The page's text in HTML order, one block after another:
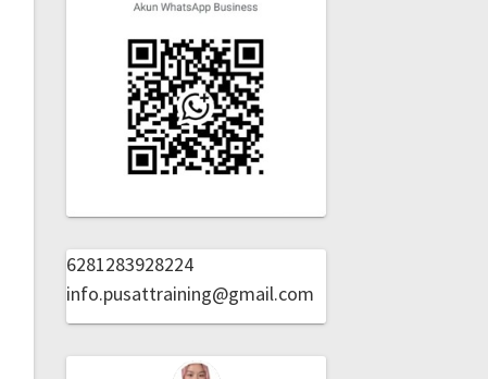
6281283928224
info.pusattraining@gmail.com